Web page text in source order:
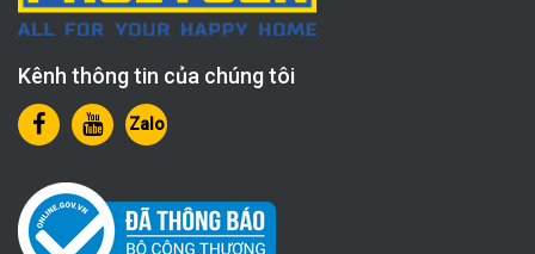
Kênh thông tin của chúng tôi
Zalo